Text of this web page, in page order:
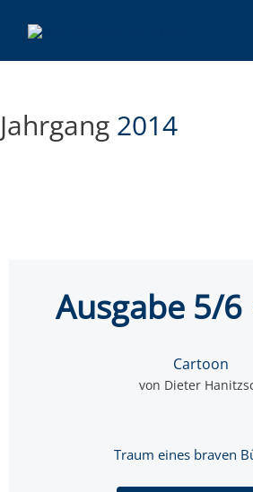
Jahrgang 2014
Aus­ga­be 5/6
Cartoon
von Dieter
Traum eines braven